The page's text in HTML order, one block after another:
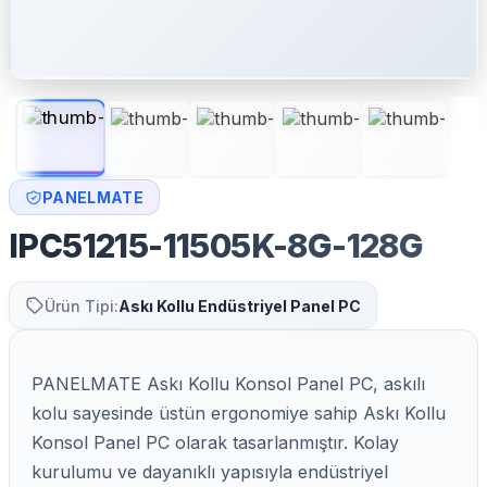
PANELMATE
IPC51215-11505K-8G-128G
Ürün Tipi:Askı Kollu Endüstriyel Panel PC
PANELMATE Askı Kollu Konsol Panel PC, askılı
kolu sayesinde üstün ergonomiye sahip Askı Kollu
Konsol Panel PC olarak tasarlanmıştır. Kolay
kurulumu ve dayanıklı yapısıyla endüstriyel